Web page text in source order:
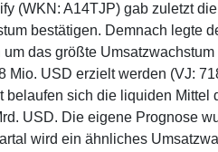
(WKN: A14TJP) gab zuletzt
bestätigen. Demnach legte
das größte
Mio. USD erzielt werden (VJ:
sich die liquiden Mittel
USD. Die eigene Prognose
wird ein ähnliches